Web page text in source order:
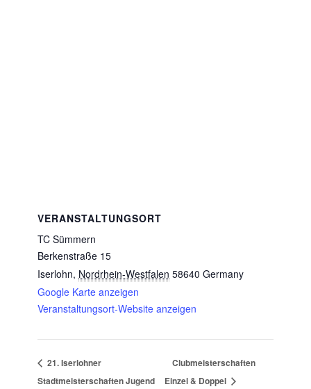
VERANSTALTUNGSORT
TC Sümmern
Berkenstraße 15
Iserlohn, Nordrhein-Westfalen 58640 Germany
Google Karte anzeigen
Veranstaltungsort-Website anzeigen
21. Iserlohner
Stadtmeisterschaften Jugend
Clubmeisterschaften
Einzel & Doppel